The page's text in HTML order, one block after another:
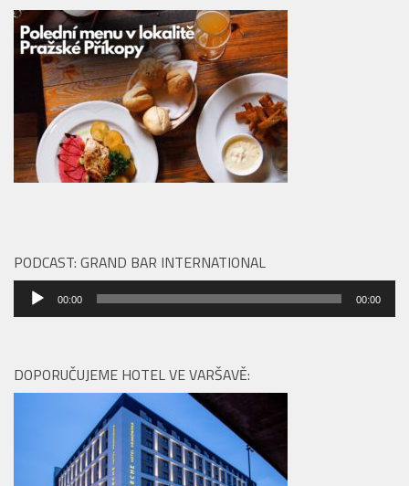
PODCAST: GRAND BAR INTERNATIONAL
Audio
přehrávač
00:00 00:00
DOPORUČUJEME HOTEL VE VARŠAVĚ: